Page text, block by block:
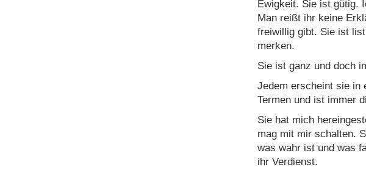
Ewigkeit. Sie ist gütig.
Man reißt ihr keine
freiwillig gibt. Sie ist
merken.
Sie ist ganz und doch
Jedem erscheint sie in
Termen und ist immer
Sie hat mich
mag mit mir schalten.
was wahr ist und was
ihr Verdienst.